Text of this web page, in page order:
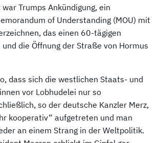
Trumps Ankündigung, ein
of Understanding (MOU) mit
das einen 60-tägigen
die Öffnung der Straße von Hormus
dass sich die westlichen Staats- und
vor Lobhudelei nur so
so der deutsche Kanzler Merz,
kooperativ“ aufgetreten und man
an einem Strang in der Weltpolitik.